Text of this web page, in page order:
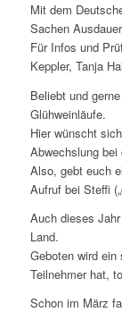
Mit dem
Sachen
Für Infos und
Keppler, Tanja
Beliebt und
Glühweinläufe.
Hier wünscht
Abwechslung bei
Also, gebt euch
Aufruf bei Steffi
Auch dieses
Land.
Geboten wird
Teilnehmer hat,
Schon im März